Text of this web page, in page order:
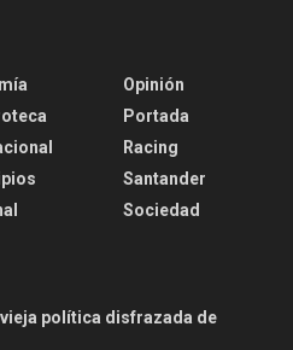
Opinión
Portada
Racing
Santander
Sociedad
vieja política disfrazada de